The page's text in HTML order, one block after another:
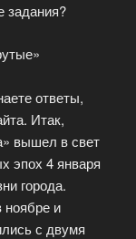
задания?
ответы,
Итак,
вышел в свет
эпох 4 января
города.
ноябре и
с двумя